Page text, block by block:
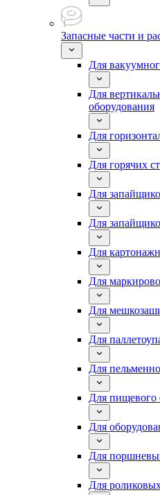
Запасные части и
Для
Для
оборудования
Для
Для горячих
Для
Для
Для
Для
Для
Для
Для
Для пищевого
Для
Для
Для